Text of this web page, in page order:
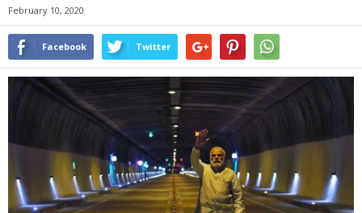
February 10, 2020
Facebook Twitter